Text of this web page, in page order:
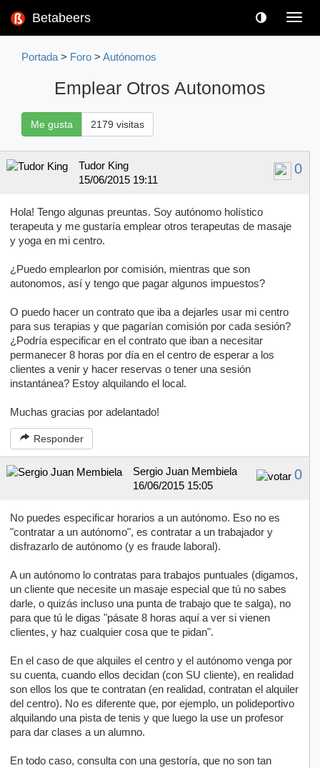
Betabeers
Portada > Foro > Autónomos
Emplear Otros Autonomos
Me gusta 2179 visitas
0
Tudor King
15/06/2015 19:11
Hola! Tengo algunas preuntas. Soy autónomo holístico
terapeuta y me gustaría emplear otros terapeutas de masaje
y yoga en mi centro.
¿Puedo emplearlon por comisión, mientras que son
autonomos, así y tengo que pagar algunos impuestos?
O puedo hacer un contrato que iba a dejarles usar mi centro
para sus terapias y que pagarían comisión por cada sesión?
¿Podría especificar en el contrato que iban a necesitar
permanecer 8 horas por día en el centro de esperar a los
clientes a venir y hacer reservas o tener una sesión
instantánea? Estoy alquilando el local.
Muchas gracias por adelantado!
Responder
0
Sergio Juan Membiela
16/06/2015 15:05
No puedes especificar horarios a un autónomo. Eso no es
"contratar a un autónomo", es contratar a un trabajador y
disfrazarlo de autónomo (y es fraude laboral).
A un autónomo lo contratas para trabajos puntuales (digamos,
un cliente que necesite un masaje especial que tú no sabes
darle, o quizás incluso una punta de trabajo que te salga), no
para que tú le digas "pásate 8 horas aquí a ver si vienen
clientes, y haz cualquier cosa que te pidan".
En el caso de que alquiles el centro y el autónomo venga por
su cuenta, cuando ellos decidan (con SU cliente), en realidad
son ellos los que te contratan (en realidad, contratan el alquiler
del centro). No es diferente que, por ejemplo, un polideportivo
alquilando una pista de tenis y que luego la use un profesor
para dar clases a un alumno.
En todo caso, consulta con una gestoría, que no son tan